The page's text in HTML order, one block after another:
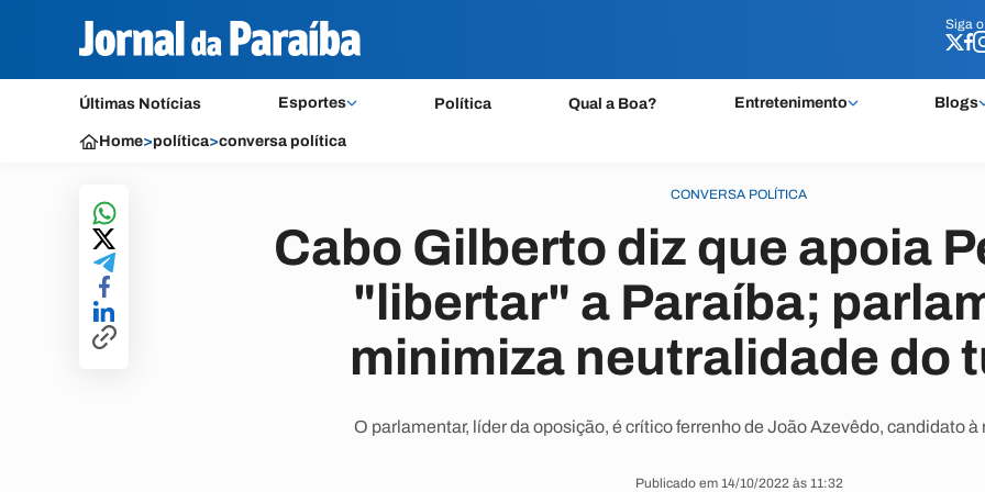
Siga o
Últimas Notícias Esportes Política Qual a Boa? Entretenimento Blogs
Siga o
Home>política>conversa política
CONVERSA POLÍTICA
Cabo Gilberto diz que apoia
"libertar" a Paraíba;
minimiza neutralidade do
O parlamentar, líder da oposição, é crítico ferrenho de João Azevêdo, candidato à
Publicado em 14/10/2022 às 11:32